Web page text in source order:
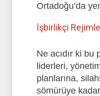
Ortadoğu’da
İşbirlikçi
Ne acıdır ki
liderleri,
planlarına,
sömürüye